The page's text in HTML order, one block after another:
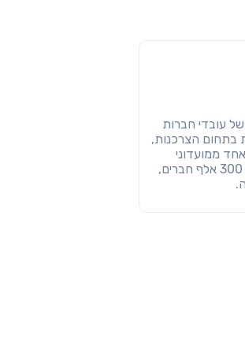
של עובדי חברות
בתחום הצרכנות,
ממועדוני
הצרכנות הגדולים בישראל, ומונה מעל 300 אלף חברים,